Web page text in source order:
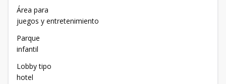
Área para
juegos y entretenimiento
Parque
infantil
Lobby tipo
hotel